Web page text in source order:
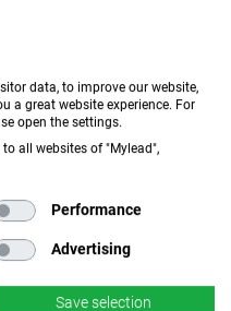
Tablet
data, to improve our website,
a great website experience. For
open the settings.
all websites of "Mylead",
Performance
Advertising
Save selection